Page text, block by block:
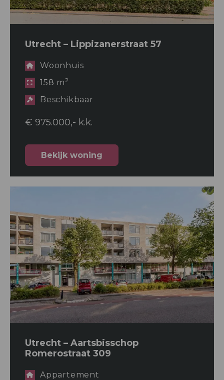
Utrecht – Lippizanerstraat 57
Woonhuis
158 m2
Beschikbaar
€ 975.000,- k.k.
Bekijk woning
Utrecht – Aartsbisschop
Romerostraat 309
Appartement